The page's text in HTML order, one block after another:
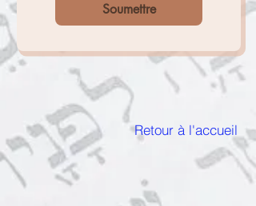
Soumettre
Retour à l'accueil